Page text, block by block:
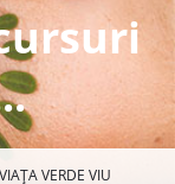
VERDE VIU